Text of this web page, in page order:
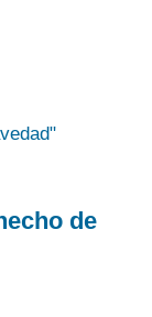
de